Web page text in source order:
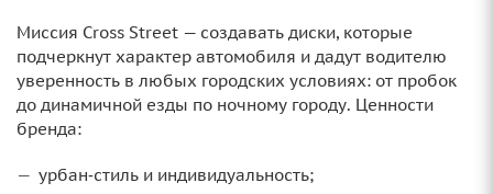
Миссия Cross Street — создавать диски, которые
подчеркнут характер автомобиля и дадут водителю
уверенность в любых городских условиях: от пробок
до динамичной езды по ночному городу. Ценности
бренда:
урбан‑стиль и индивидуальность;